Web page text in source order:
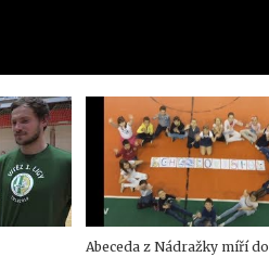
Abeceda z Nádražky míří do